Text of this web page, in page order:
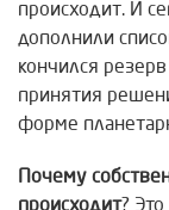
происходит. И
дополнили
кончился
принятия
форме
Почему
происходит?